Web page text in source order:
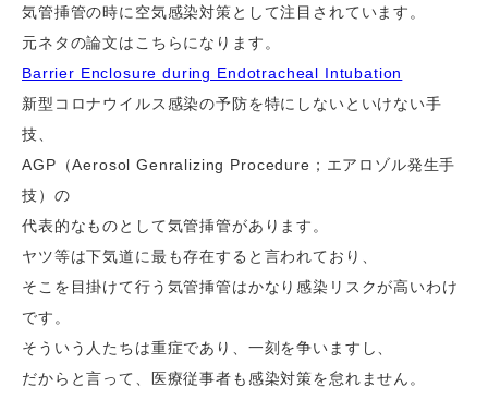
気管挿管の時に空気感染対策として注目されています。
元ネタの論文はこちらになります。
Barrier Enclosure during Endotracheal Intubation
新型コロナウイルス感染の予防を特にしないといけない手
技、
AGP（Aerosol Genralizing Procedure；エアロゾル発生手
技）の
代表的なものとして気管挿管があります。
ヤツ等は下気道に最も存在すると言われており、
そこを目掛けて行う気管挿管はかなり感染リスクが高いわけ
です。
そういう人たちは重症であり、一刻を争いますし、
だからと言って、医療従事者も感染対策を怠れません。